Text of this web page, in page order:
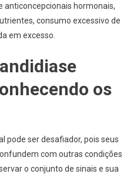
anticoncepcionais hormonais,
consumo excessivo de
em excesso.
os
pode ser desafiador, pois seus
com outras condições
o conjunto de sinais e sua